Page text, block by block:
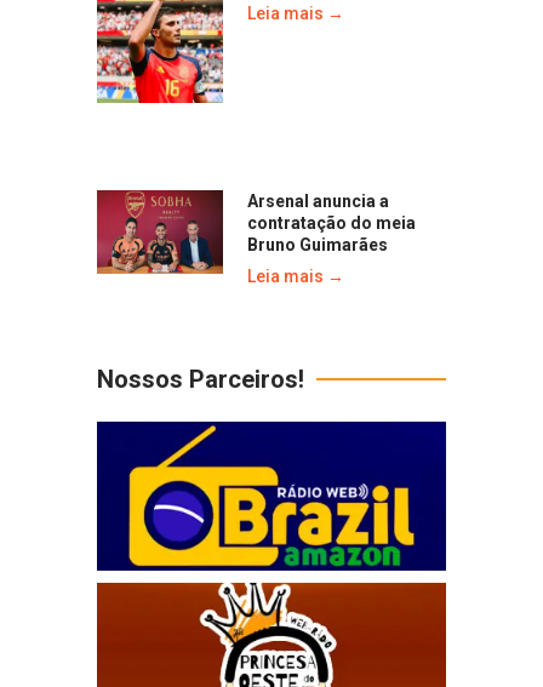
Leia mais →
Arsenal anuncia a
contratação do meia
Bruno Guimarães
Leia mais →
Nossos Parceiros!